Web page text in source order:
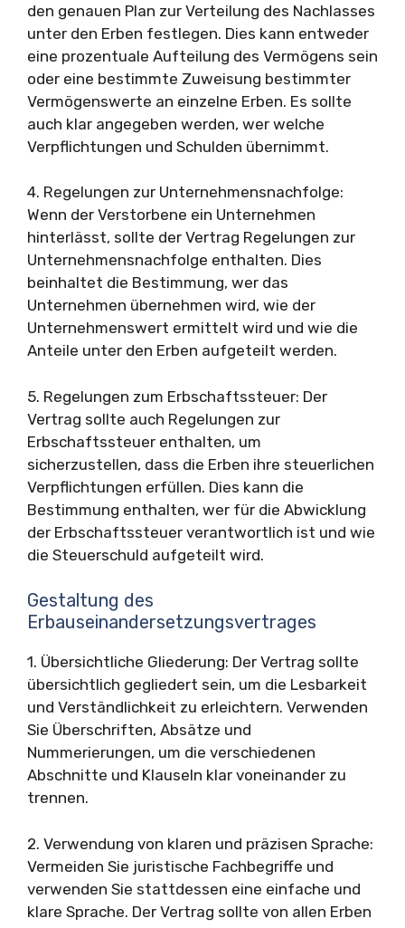
den genauen Plan zur Verteilung des Nachlasses
unter den Erben festlegen. Dies kann entweder
eine prozentuale Aufteilung des Vermögens sein
oder eine bestimmte Zuweisung bestimmter
Vermögenswerte an einzelne Erben. Es sollte
auch klar angegeben werden, wer welche
Verpflichtungen und Schulden übernimmt.
4. Regelungen zur Unternehmensnachfolge:
Wenn der Verstorbene ein Unternehmen
hinterlässt, sollte der Vertrag Regelungen zur
Unternehmensnachfolge enthalten. Dies
beinhaltet die Bestimmung, wer das
Unternehmen übernehmen wird, wie der
Unternehmenswert ermittelt wird und wie die
Anteile unter den Erben aufgeteilt werden.
5. Regelungen zum Erbschaftssteuer: Der
Vertrag sollte auch Regelungen zur
Erbschaftssteuer enthalten, um
sicherzustellen, dass die Erben ihre steuerlichen
Verpflichtungen erfüllen. Dies kann die
Bestimmung enthalten, wer für die Abwicklung
der Erbschaftssteuer verantwortlich ist und wie
die Steuerschuld aufgeteilt wird.
Gestaltung des
Erbauseinandersetzungsvertrages
1. Übersichtliche Gliederung: Der Vertrag sollte
übersichtlich gegliedert sein, um die Lesbarkeit
und Verständlichkeit zu erleichtern. Verwenden
Sie Überschriften, Absätze und
Nummerierungen, um die verschiedenen
Abschnitte und Klauseln klar voneinander zu
trennen.
2. Verwendung von klaren und präzisen Sprache:
Vermeiden Sie juristische Fachbegriffe und
verwenden Sie stattdessen eine einfache und
klare Sprache. Der Vertrag sollte von allen Erben